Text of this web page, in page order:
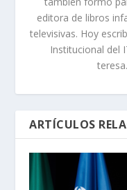
editora de libros
televisivas. Hoy
Institucional del
ARTÍCULOS